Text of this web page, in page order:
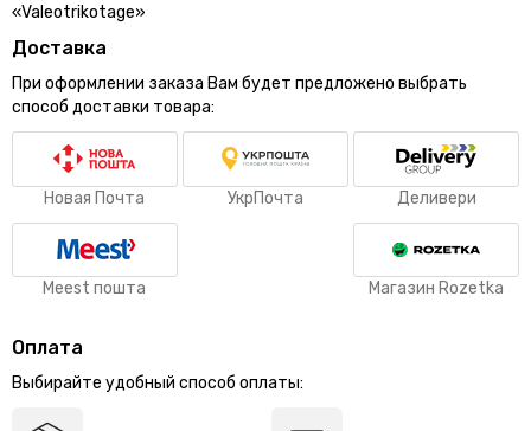
«Valeotrikotage»
Доставка
При оформлении заказа Вам будет предложено выбрать
способ доставки товара:
Новая Почта УкрПочта Деливери
Meest пошта Магазин Rozetka
Оплата
Выбирайте удобный способ оплаты: